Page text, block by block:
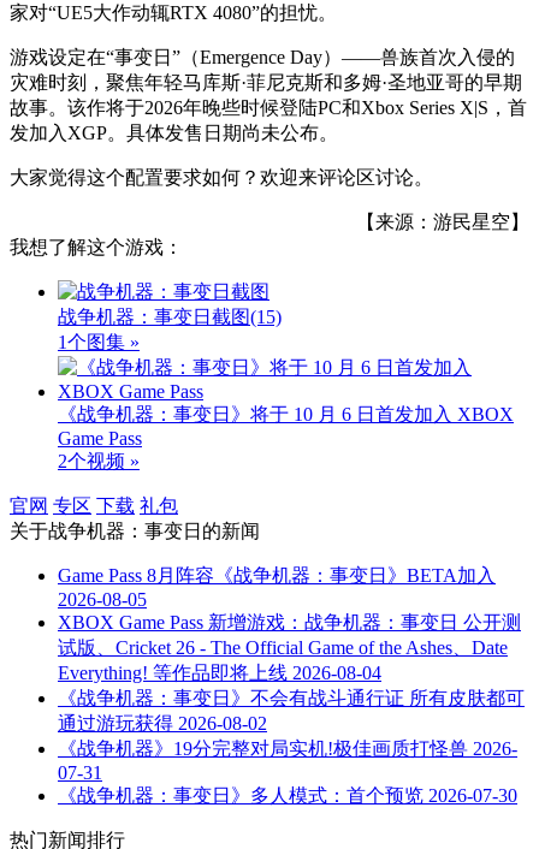
家对“UE5大作动辄RTX 4080”的担忧。
游戏设定在“事变日”（Emergence Day）——兽族首次入侵的
灾难时刻，聚焦年轻马库斯·菲尼克斯和多姆·圣地亚哥的早期
故事。该作将于2026年晚些时候登陆PC和Xbox Series X|S，首
发加入XGP。具体发售日期尚未公布。
大家觉得这个配置要求如何？欢迎来评论区讨论。
【来源：游民星空】
我想了解这个游戏：
战争机器：事变日截图(15)
1个图集 »
《战争机器：事变日》将于 10 月 6 日首发加入 XBOX
Game Pass
2个视频 »
官网 专区 下载 礼包
关于战争机器：事变日 的新闻
Game Pass 8月阵容《战争机器：事变日》BETA加入
2026-08-05
XBOX Game Pass 新增游戏：战争机器：事变日 公开测
试版、Cricket 26 - The Official Game of the Ashes、Date
Everything! 等作品即将上线 2026-08-04
《战争机器：事变日》不会有战斗通行证 所有皮肤都可
通过游玩获得 2026-08-02
《战争机器》19分完整对局实机!极佳画质打怪兽 2026-
07-31
《战争机器：事变日》多人模式：首个预览 2026-07-30
热门新闻排行